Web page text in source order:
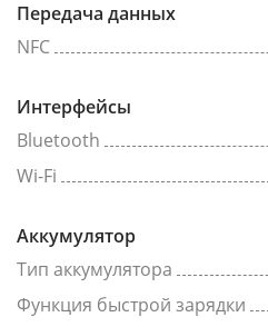
Передача данных
NFC
Интерфейсы
Bluetooth
Wi-Fi
Аккумулятор
Тип аккумулятора
Функция быстрой зарядки